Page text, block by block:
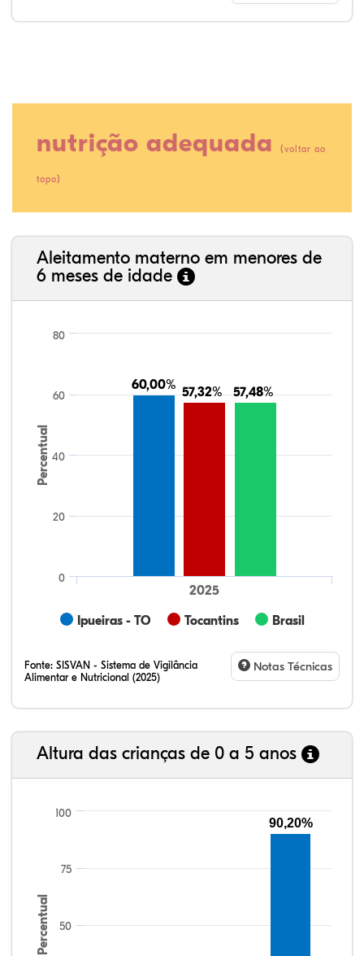
nutrição adequada (voltar ao
topo)
Aleitamento materno em menores de
6 meses de idade
Percentual
60,00%
60,00% 57,32%
57,32% 57,48%
57,48%
Ipueiras - TO Tocantins Brasil
2025
0
20
40
60
80
Fonte: SISVAN - Sistema de Vigilância
Alimentar e Nutricional (2025)
Notas Técnicas
Altura das crianças de 0 a 5 anos
Percentual 50
75
100
90,20%
16,10%
3,90%
0,00%
65,85%
2,44%
11,71%
35,89%
3,62%
0,11%
52,11%
2,54%
5,72%